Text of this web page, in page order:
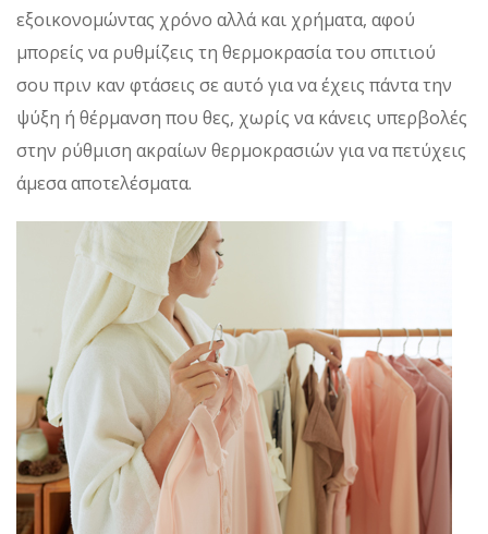
εξοικονομώντας χρόνο αλλά και χρήματα, αφού
μπορείς να ρυθμίζεις τη θερμοκρασία του σπιτιού
σου πριν καν φτάσεις σε αυτό για να έχεις πάντα την
ψύξη ή θέρμανση που θες, χωρίς να κάνεις υπερβολές
στην ρύθμιση ακραίων θερμοκρασιών για να πετύχεις
άμεσα αποτελέσματα.